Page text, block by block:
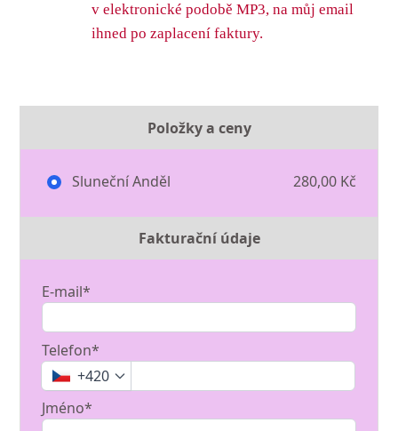
v elektronické podobě MP3, na můj email
ihned po zaplacení faktury.
Položky a ceny
Sluneční Anděl 280,00 Kč
Fakturační údaje
E-mail*
Telefon*
+420
Jméno*